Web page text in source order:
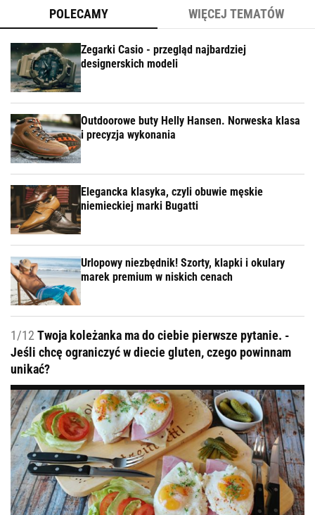
POLECAMY WIĘCEJ TEMATÓW
Zegarki Casio - przegląd najbardziej
designerskich modeli
Outdoorowe buty Helly Hansen. Norweska klasa
i precyzja wykonania
Elegancka klasyka, czyli obuwie męskie
niemieckiej marki Bugatti
Urlopowy niezbędnik! Szorty, klapki i okulary
marek premium w niskich cenach
1/12 Twoja koleżanka ma do ciebie pierwsze pytanie. -
Jeśli chcę ograniczyć w diecie gluten, czego powinnam
unikać?